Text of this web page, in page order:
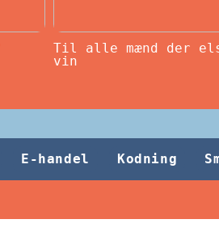
Til alle mænd der
vin
E-handel Kodning